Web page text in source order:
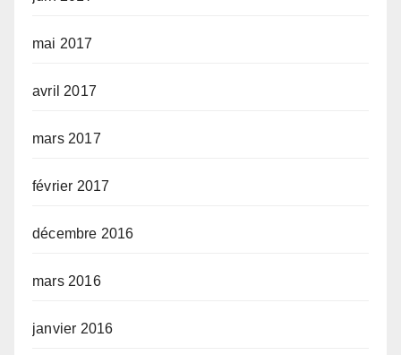
mai 2017
avril 2017
mars 2017
février 2017
décembre 2016
mars 2016
janvier 2016